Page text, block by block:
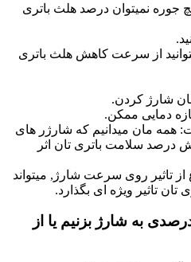
نمیتوان درصد هلث باتری
از سرعت کاهش هلث باتری
همه مان میدانیم که شارژر های
سلامت باتری تان اثر
تاثیر روی سرعت شارژ, میتواند
تاثیر ویژه ای بگذارد.
به شارژ بزنیم یا از